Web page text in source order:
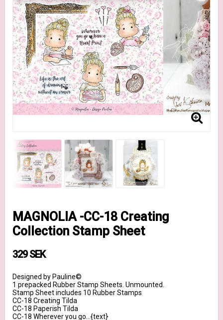
MAGNOLIA -CC-18 Creating
Collection Stamp Sheet
329 SEK
Designed by Pauline©
1 prepacked Rubber Stamp Sheets. Unmounted.
Stamp Sheet includes 10 Rubber Stamps
CC-18 Creating Tilda
CC-18 Paperish Tilda
CC-18 Wherever you go…{text}